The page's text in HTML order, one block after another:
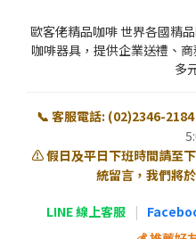
歐客佬精品咖啡 世界各國精
咖啡器具，提供企業送禮、
多
📞 客服電話: (02)2346-2184
⚠️ 假日及平日下班時間請至
統留言，我們將
LINE 線上客服 |